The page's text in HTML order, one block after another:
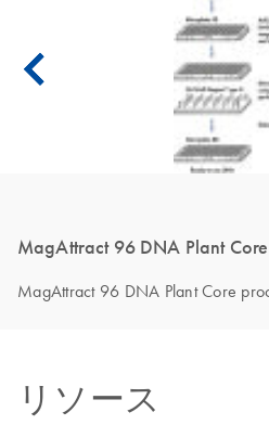
MagAttract 96 DNA Plant
MagAttract 96 DNA Plant Core
リソース